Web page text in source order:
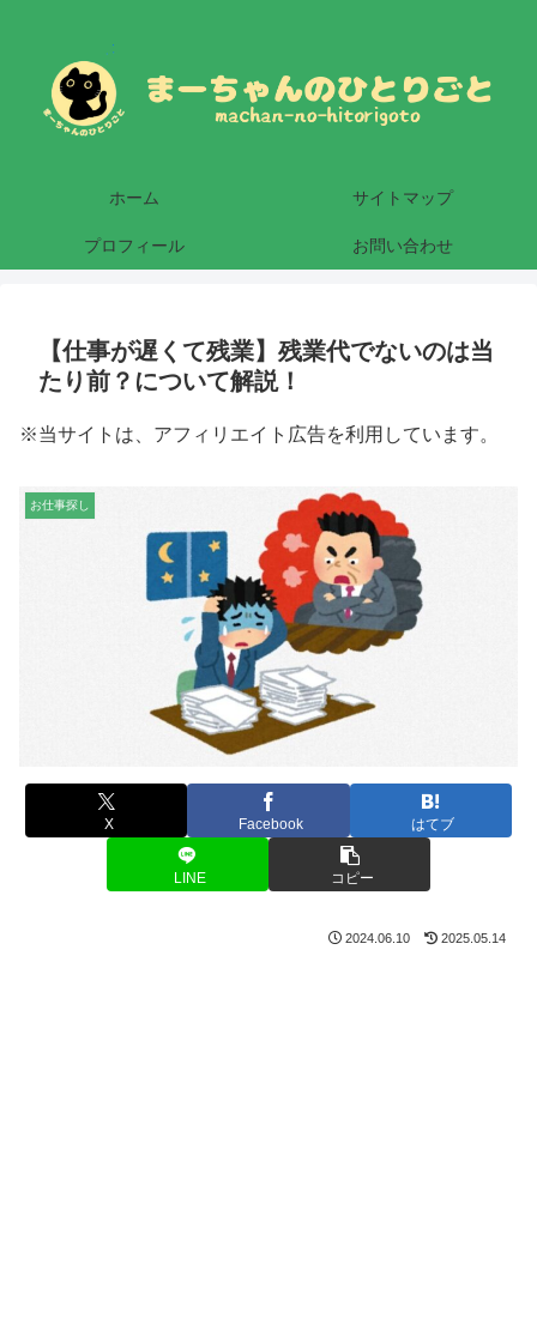
ホーム サイトマップ
プロフィール お問い合わせ
【仕事が遅くて残業】残業代でないのは当
たり前？について解説！
※当サイトは、アフィリエイト広告を利用しています。
お仕事探し
X Facebook はてブ
LINE コピー
2024.06.10 2025.05.14